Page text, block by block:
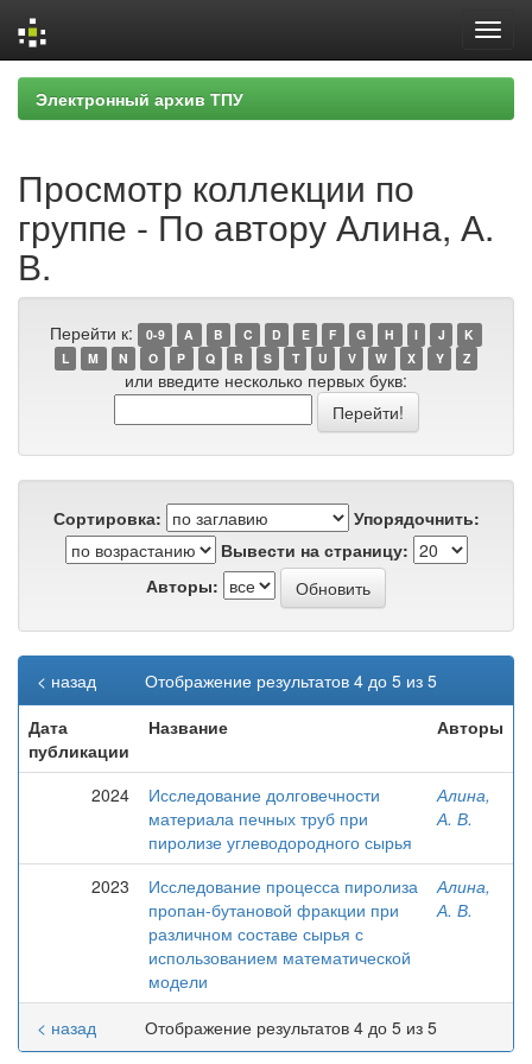
Skip
navigation
Электронный архив ТПУ
Просмотр коллекции по
группе - По автору Алина, А.
В.
Перейти к: 0-9 A B C D E F G H I J
K
L
M N O P Q R S T U V W X Y Z
или введите несколько первых букв:
Сортировка:
Упорядочнить:
Вывести на страницу:
Авторы:
Отображение результатов 4 до 5 из 5
< назад
Дата
публикации
Название Авторы
2024
Исследование долговечности
материала печных труб при
пиролизе углеводородного сырья
Алина,
А. В.
2023
Исследование процесса пиролиза
пропан-бутановой фракции при
различном составе сырья с
использованием математической
модели
Алина,
А. В.
Отображение результатов 4 до 5 из 5
< назад